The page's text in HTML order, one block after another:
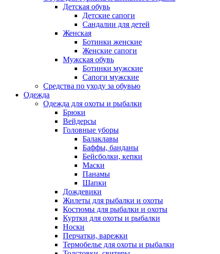
Детская обувь
Детские сапоги
Сандалии для детей
Женская
Ботинки женские
Женские сапоги
Мужская обувь
Ботинки мужские
Сапоги мужские
Средства по уходу за обувью
Одежда
Одежда для охоты и рыбалки
Брюки
Вейдерсы
Головные уборы
Балаклавы
Баффы, банданы
Бейсболки, кепки
Маски
Панамы
Шапки
Дождевики
Жилеты для рыбалки и охоты
Костюмы для рыбалки и охоты
Куртки для охоты и рыбалки
Носки
Перчатки, варежки
Термобелье для охоты и рыбалки